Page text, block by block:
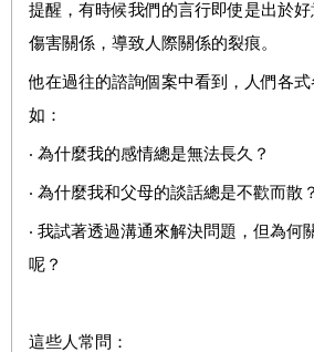
提醒，有時候我們的言行即使是出於
傷害關係，導致人際關係的裂痕。
他在過往的諮詢個案中看到，人們各式
如：
‧ 為什麼我的感情總是無法長久？
‧ 為什麼我和父母的談話總是不歡而散？
‧ 我試著透過溝通來解決問題，但為何
呢？
這些人常問：